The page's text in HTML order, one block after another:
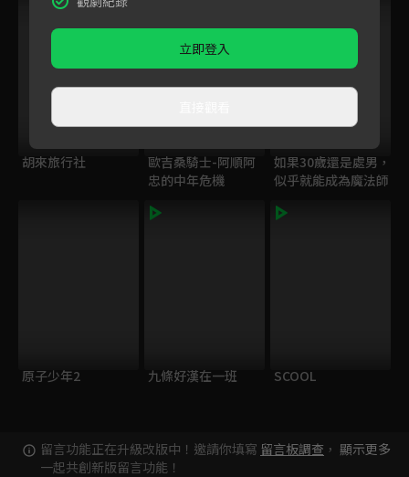
胡來旅行社
歐吉桑騎士-阿順阿
忠的中年危機
如果30歲還是處男，
似乎就能成為魔法師
原子少年2 九條好漢在一班 SCOOL
留言功能正在升級改版中！邀請你填寫 留言板調查 ，
一起共創新版留言功能！
顯示更多
立即登入